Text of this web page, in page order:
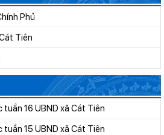
Phủ
Tiên
16 UBND xã Cát Tiên
15 UBND xã Cát Tiên